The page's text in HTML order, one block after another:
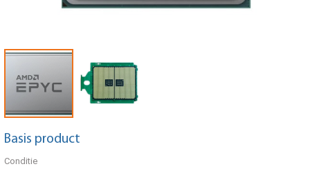
Basis product
Conditie